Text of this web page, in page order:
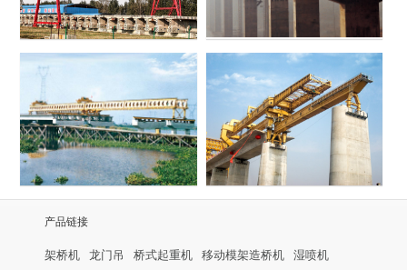
产品链接
架桥机 龙门吊 桥式起重机 移动模架造桥机 湿喷机